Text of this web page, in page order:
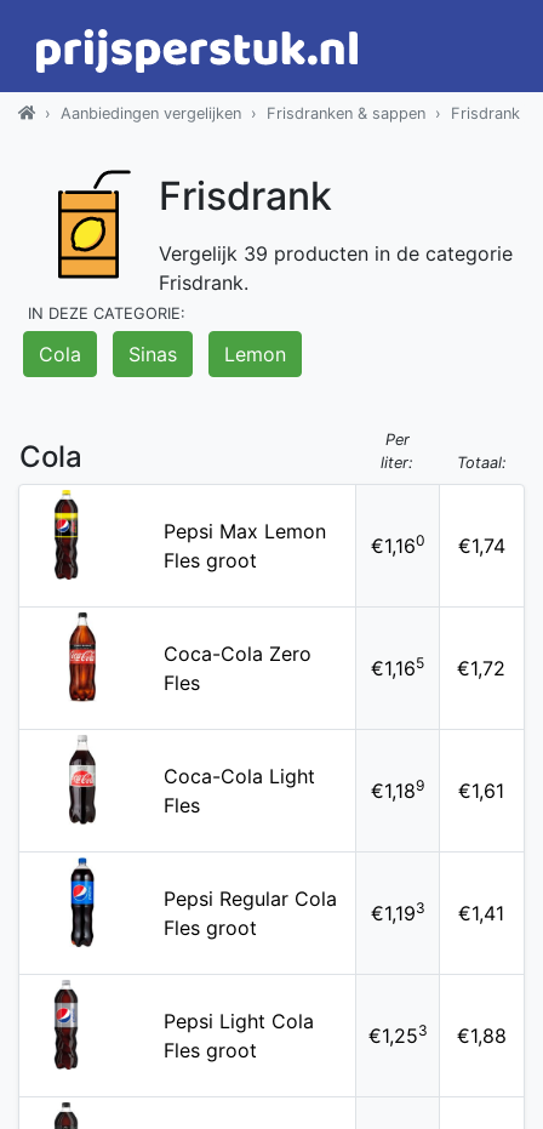
Aanbiedingen vergelijken Frisdranken & sappen Frisdrank
Frisdrank
Vergelijk 39 producten in de categorie
Frisdrank.
IN DEZE CATEGORIE:
Cola Sinas Lemon
Cola
Per
liter:
Totaal:
Pepsi Max Lemon
Fles groot
€1,160 €1,74
Coca-Cola Zero
Fles
€1,165 €1,72
Coca-Cola Light
Fles
€1,189 €1,61
Pepsi Regular Cola
Fles groot
€1,193 €1,41
Pepsi Light Cola
Fles groot
€1,253 €1,88